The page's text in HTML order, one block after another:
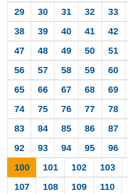
29
30 31 32 33
38
39 40 41 42
47
48 49 50 51
56
57 58 59 60
65
66 67 68 69
74
75 76 77 78
83
84 85 86 87
92
93 94 95 96
100
101 102 103
107
108 109 110